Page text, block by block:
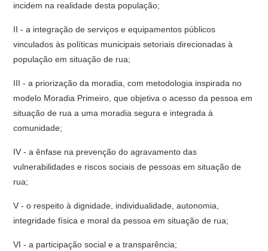
incidem na realidade desta população;
II - a integração de serviços e equipamentos públicos
vinculados às políticas municipais setoriais direcionadas à
população em situação de rua;
III - a priorização da moradia, com metodologia inspirada no
modelo Moradia Primeiro, que objetiva o acesso da pessoa em
situação de rua a uma moradia segura e integrada à
comunidade;
IV - a ênfase na prevenção do agravamento das
vulnerabilidades e riscos sociais de pessoas em situação de
rua;
V - o respeito à dignidade, individualidade, autonomia,
integridade física e moral da pessoa em situação de rua;
VI - a participação social e a transparência;